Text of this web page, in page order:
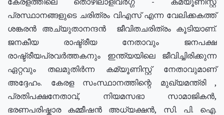
പ്രസ്ഥാനങ്ങളുടെ ചരിത്രം വിഎസ് എന്ന വേലിക്കകത്ത്
ശങ്കരൻ അച്യുതാനന്ദൻ ജീവിതചരിത്രം കൂടിയാണ്.
ജനകീയ രാഷ്ട്രീയ നേതാവും ജനപക്ഷ
രാഷ്ട്രീയപ്രവർത്തകനും ഇന്ത്യയിലെ ജീവിച്ചിരിക്കുന്ന
ഏറ്റവും തലമുതിർന്ന കമ്യൂണിസ്റ്റ് നേതാവുമാണ്
അദ്ദേഹം. കേരള സംസ്ഥാനത്തിന്റെ മുഖ്യമന്ത്രി ,
പ്രതിപക്ഷനേതാവ്, നിയമസഭാ സാമാജികൻ,
ഭരണപരിഷ്കാര കമ്മീഷൻ അധ്യക്ഷൻ, സി. പി. ഐ.